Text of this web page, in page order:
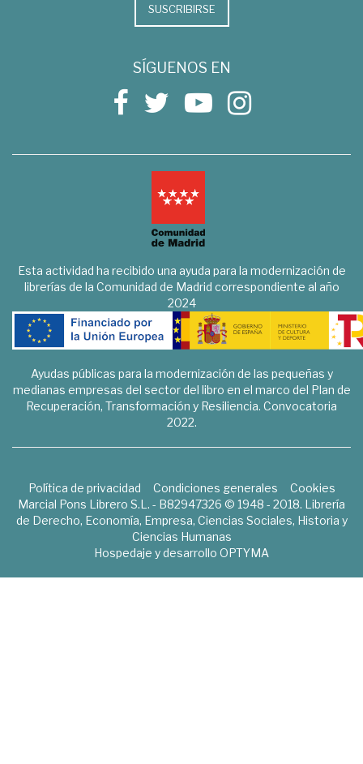
SUSCRIBIRSE
SÍGUENOS EN
Esta actividad ha recibido una ayuda para la modernización de
librerías de la Comunidad de Madrid correspondiente al año
2024
Ayudas públicas para la modernización de las pequeñas y
medianas empresas del sector del libro en el marco del Plan de
Recuperación, Transformación y Resiliencia. Convocatoria
2022.
Política de privacidad Condiciones generales
Cookies
Marcial Pons Librero S.L. - B82947326 © 1948 - 2018. Librería
de Derecho, Economía, Empresa, Ciencias Sociales, Historia y
Ciencias Humanas
Hospedaje y desarrollo OPTYMA